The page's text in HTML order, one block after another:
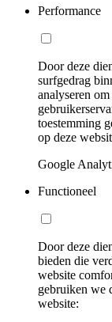
Performance
Door deze
surfgedrag
analyseren
toestemming
op deze
Google
Functioneel
Door deze
bieden die
website
gebruiken we
website: